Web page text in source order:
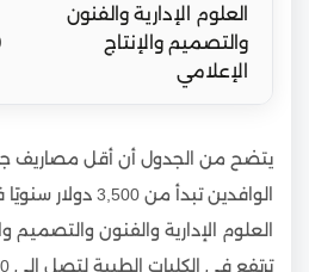
العلوم الإدارية والفنون
والتصميم والإنتاج
الإعلامي
يتضح من الجدول أن أقل مصاريف
الوافدين تبدأ من
العلوم الإدارية والفنون والتصميم